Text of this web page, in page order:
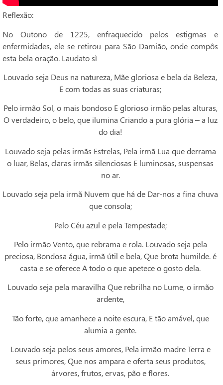
Reflexão:
No Outono de 1225, enfraquecido pelos estigmas e
enfermidades, ele se retirou para São Damião, onde compôs
esta bela oração. Laudato sì
Louvado seja Deus na natureza, Mãe gloriosa e bela da Beleza,
E com todas as suas criaturas;
Pelo irmão Sol, o mais bondoso E glorioso irmão pelas alturas,
O verdadeiro, o belo, que ilumina Criando a pura glória – a luz
do dia!
Louvado seja pelas irmãs Estrelas, Pela irmã Lua que derrama
o luar, Belas, claras irmãs silenciosas E luminosas, suspensas
no ar.
Louvado seja pela irmã Nuvem que há de Dar-nos a fina chuva
que consola;
Pelo Céu azul e pela Tempestade;
Pelo irmão Vento, que rebrama e rola. Louvado seja pela
preciosa, Bondosa água, irmã útil e bela, Que brota humilde. é
casta e se oferece A todo o que apetece o gosto dela.
Louvado seja pela maravilha Que rebrilha no Lume, o irmão
ardente,
Tão forte, que amanhece a noite escura, E tão amável, que
alumia a gente.
Louvado seja pelos seus amores, Pela irmão madre Terra e
seus primores, Que nos ampara e oferta seus produtos,
árvores, frutos, ervas, pão e flores.